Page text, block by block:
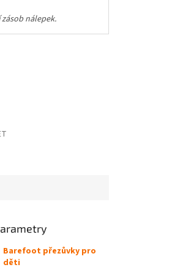
nálepek.
Barefoot přezůvky pro
děti